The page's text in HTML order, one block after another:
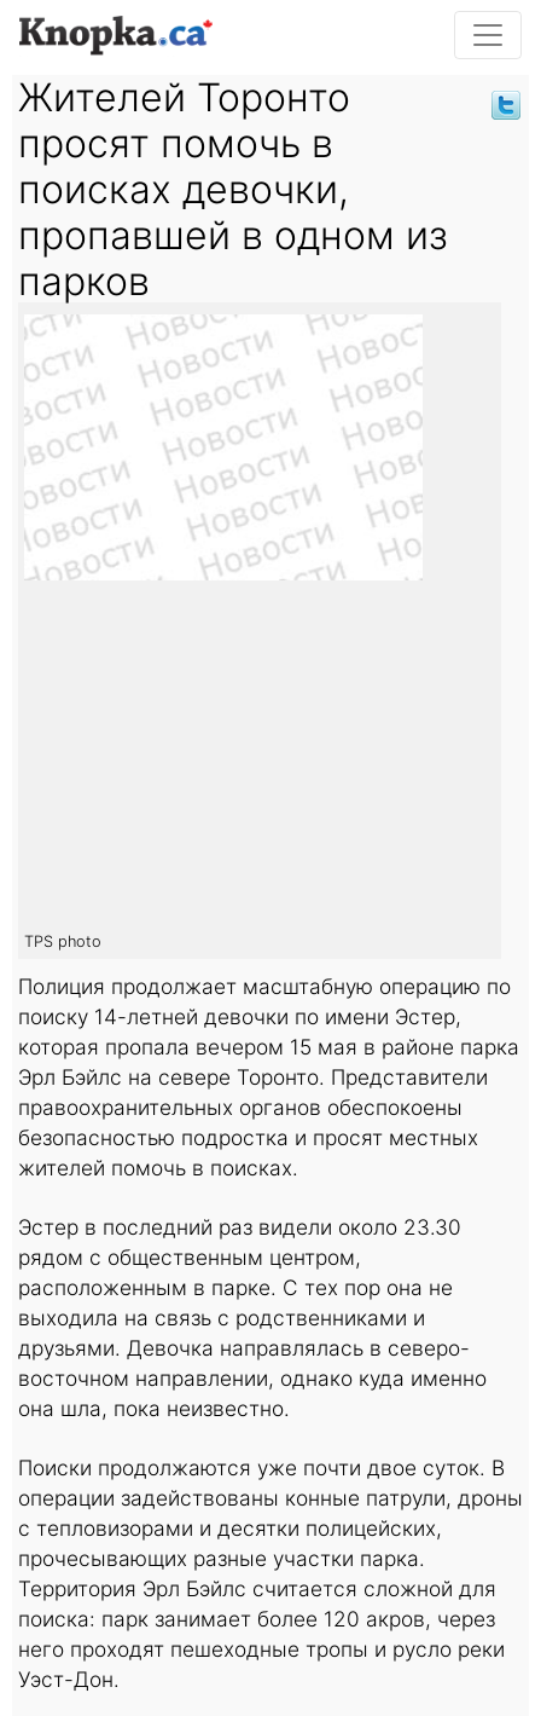
Жителей Торонто
просят помочь в
поисках девочки,
пропавшей в одном из
парков
TPS photo
Полиция продолжает масштабную операцию по
поиску 14-летней девочки по имени Эстер,
которая пропала вечером 15 мая в районе парка
Эрл Бэйлс на севере Торонто. Представители
правоохранительных органов обеспокоены
безопасностью подростка и просят местных
жителей помочь в поисках.
Эстер в последний раз видели около 23.30
рядом с общественным центром,
расположенным в парке. С тех пор она не
выходила на связь с родственниками и
друзьями. Девочка направлялась в северо-
восточном направлении, однако куда именно
она шла, пока неизвестно.
Поиски продолжаются уже почти двое суток. В
операции задействованы конные патрули, дроны
с тепловизорами и десятки полицейских,
прочесывающих разные участки парка.
Территория Эрл Бэйлс считается сложной для
поиска: парк занимает более 120 акров, через
него проходят пешеходные тропы и русло реки
Уэст-Дон.